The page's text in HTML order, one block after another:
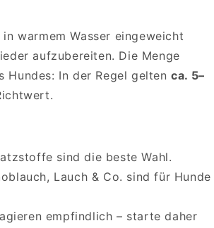
warmem Wasser eingeweicht
aufzubereiten. Die Menge
Hundes: In der Regel geltenca. 5–
sind die beste Wahl.
Lauch & Co. sind für Hunde
empfindlich – starte daher